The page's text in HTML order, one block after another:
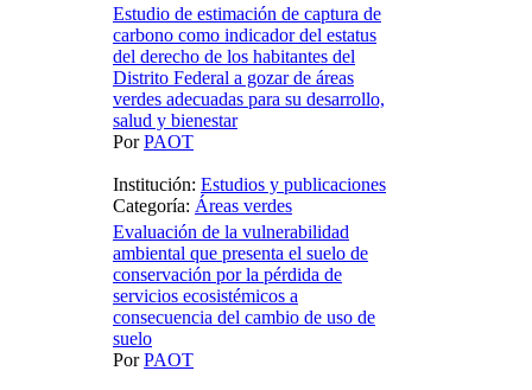
Estudio de estimación de captura de
carbono como indicador del estatus
del derecho de los habitantes del
Distrito Federal a gozar de áreas
verdes adecuadas para su desarrollo,
salud y bienestar
PorPAOT
Institución: Estudios y publicaciones
Categoría: Áreas verdes
Evaluación de la vulnerabilidad
ambiental que presenta el suelo de
conservación por la pérdida de
servicios ecosistémicos a
consecuencia del cambio de uso de
suelo
PorPAOT